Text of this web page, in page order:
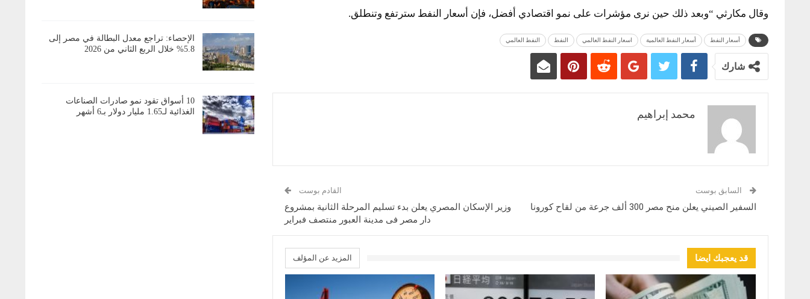
وقال مكارثي “وبعد ذلك حين نرى مؤشرات على نمو اقتصادي أفضل، فإن أسعار النفط سترتفع وتنطلق.
أسعار النفط أسعار النفط العالمية اسعار النفط العالمي النفط النفط العالمي
شارك
محمد إبراهيم
السابق بوست
السفير الصيني يعلن منح مصر 300 ألف جرعة من لقاح كورونا
القادم بوست
وزير الإسكان المصري يعلن بدء تسليم المرحلة الثانية بمشروع
دار مصر فى مدينة العبور منتصف فبراير
قد يعجبك ايضا المزيد عن المؤلف
الإحصاء: تراجع معدل البطالة في مصر إلى
5.8% خلال الربع الثاني من 2026
10 أسواق تقود نمو صادرات الصناعات
الغذائية لـ1.65 مليار دولار بـ6 أشهر